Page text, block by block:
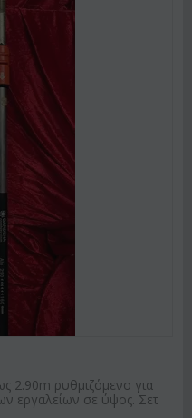
2.90m ρυθμιζόμενο για
εργαλείων σε ύψος. Σετ